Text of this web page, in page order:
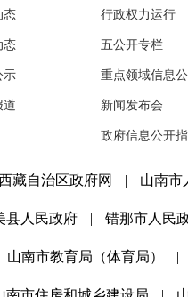
态
态
示
道
行政权力运行
五公开专栏
重点领域信息
新闻发布会
政府信息公开
藏自治区政府网 | 山南市
县人民政府 | 错那市人民
山南市教育局（体育局） |